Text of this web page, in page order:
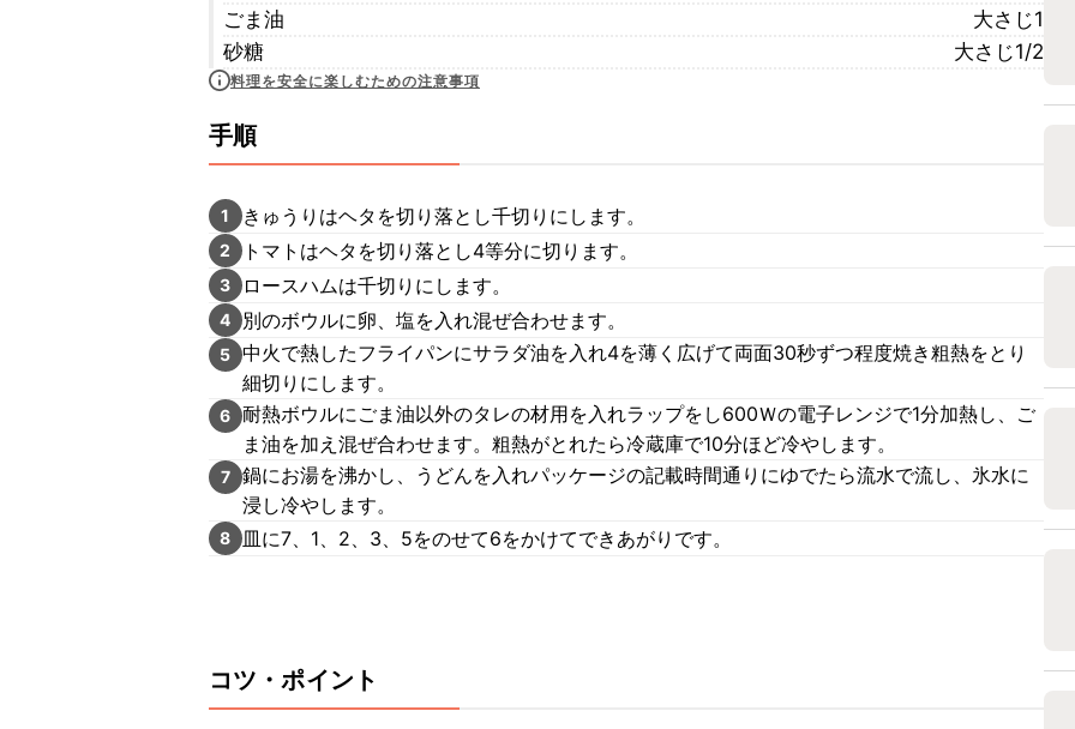
ごま油
大さじ1
砂糖
大さじ1/2
料理を安全に楽しむための注意事項
手順
1 きゅうりはヘタを切り落とし千切りにします。
2 トマトはヘタを切り落とし4等分に切ります。
3 ロースハムは千切りにします。
4 別のボウルに卵、塩を入れ混ぜ合わせます。
5 中火で熱したフライパンにサラダ油を入れ4を薄く広げて両面30秒ずつ程度焼き粗熱をとり
細切りにします。
6 耐熱ボウルにごま油以外のタレの材用を入れラップをし600Ｗの電子レンジで1分加熱し、ご
ま油を加え混ぜ合わせます。粗熱がとれたら冷蔵庫で10分ほど冷やします。
7 鍋にお湯を沸かし、うどんを入れパッケージの記載時間通りにゆでたら流水で流し、氷水に
浸し冷やします。
8 皿に7、1、2、3、5をのせて6をかけてできあがりです。
コツ・ポイント